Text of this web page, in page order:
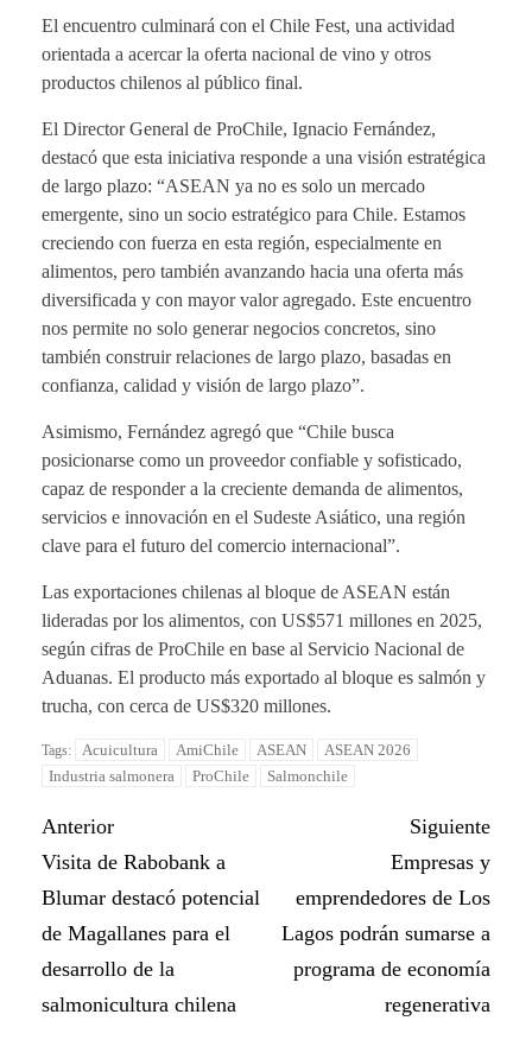
El encuentro culminará con el Chile Fest, una actividad
orientada a acercar la oferta nacional de vino y otros
productos chilenos al público final.
El Director General de ProChile, Ignacio Fernández,
destacó que esta iniciativa responde a una visión estratégica
de largo plazo: “ASEAN ya no es solo un mercado
emergente, sino un socio estratégico para Chile. Estamos
creciendo con fuerza en esta región, especialmente en
alimentos, pero también avanzando hacia una oferta más
diversificada y con mayor valor agregado. Este encuentro
nos permite no solo generar negocios concretos, sino
también construir relaciones de largo plazo, basadas en
confianza, calidad y visión de largo plazo”.
Asimismo, Fernández agregó que “Chile busca
posicionarse como un proveedor confiable y sofisticado,
capaz de responder a la creciente demanda de alimentos,
servicios e innovación en el Sudeste Asiático, una región
clave para el futuro del comercio internacional”.
Las exportaciones chilenas al bloque de ASEAN están
lideradas por los alimentos, con US$571 millones en 2025,
según cifras de ProChile en base al Servicio Nacional de
Aduanas. El producto más exportado al bloque es salmón y
trucha, con cerca de US$320 millones.
Tags: Acuicultura AmiChile ASEAN
ASEAN 2026
Industria salmonera
ProChile Salmonchile
Anterior
Visita de Rabobank a
Blumar destacó potencial
de Magallanes para el
desarrollo de la
salmonicultura chilena
Siguiente
Empresas y
emprendedores de Los
Lagos podrán sumarse a
programa de economía
regenerativa